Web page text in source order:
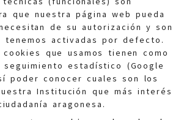
que nuestra página web pueda
de su autorización y son
tenemos activadas por defecto.
que usamos tienen como
estadístico (Google
poder conocer cuales son los
Institución que más interés
aragonesa.
quejas@eljusticiadearagon.es
Información general:
900 210 210/